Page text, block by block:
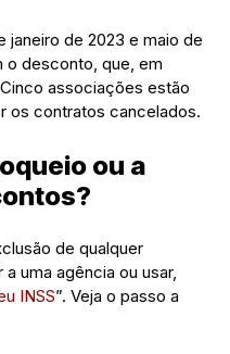
janeiro de 2023 e maio de
o desconto, que, em
associações estão
os contratos cancelados.
ou a
de qualquer
uma agência ou usar,
INSS”. Veja o passo a